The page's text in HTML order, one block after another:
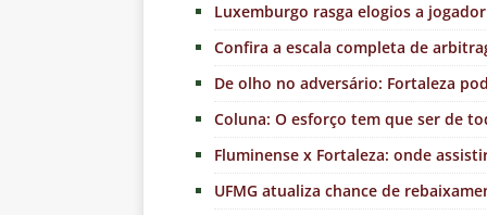
Luxemburgo rasga elogios a
Confira a escala completa de
De olho no adversário: Fortaleza
Coluna: O esforço tem que ser de
Fluminense x Fortaleza: onde
UFMG atualiza chance de